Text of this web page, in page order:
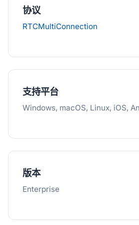
协议
RTCMultiConnection
支持平台
Windows, macOS, Linux, iOS,
版本
Enterprise